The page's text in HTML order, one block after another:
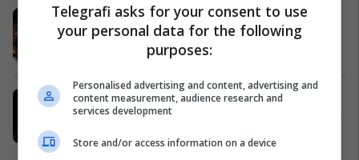
​14 vjet nga përfundimi i bisedimeve
për statusin e Kosovës
Kosovë 10/03/2021
Çifti Ahtisaari shërohen nga
coronavirusi, dalin negativ në testin
Nga Bota 14/04/2020
Telegrafi asks for your consent to use
your personal data for the following
purposes:
Personalised advertising and content, advertising and
content measurement, audience research and
services development
Store and/or access information on a device